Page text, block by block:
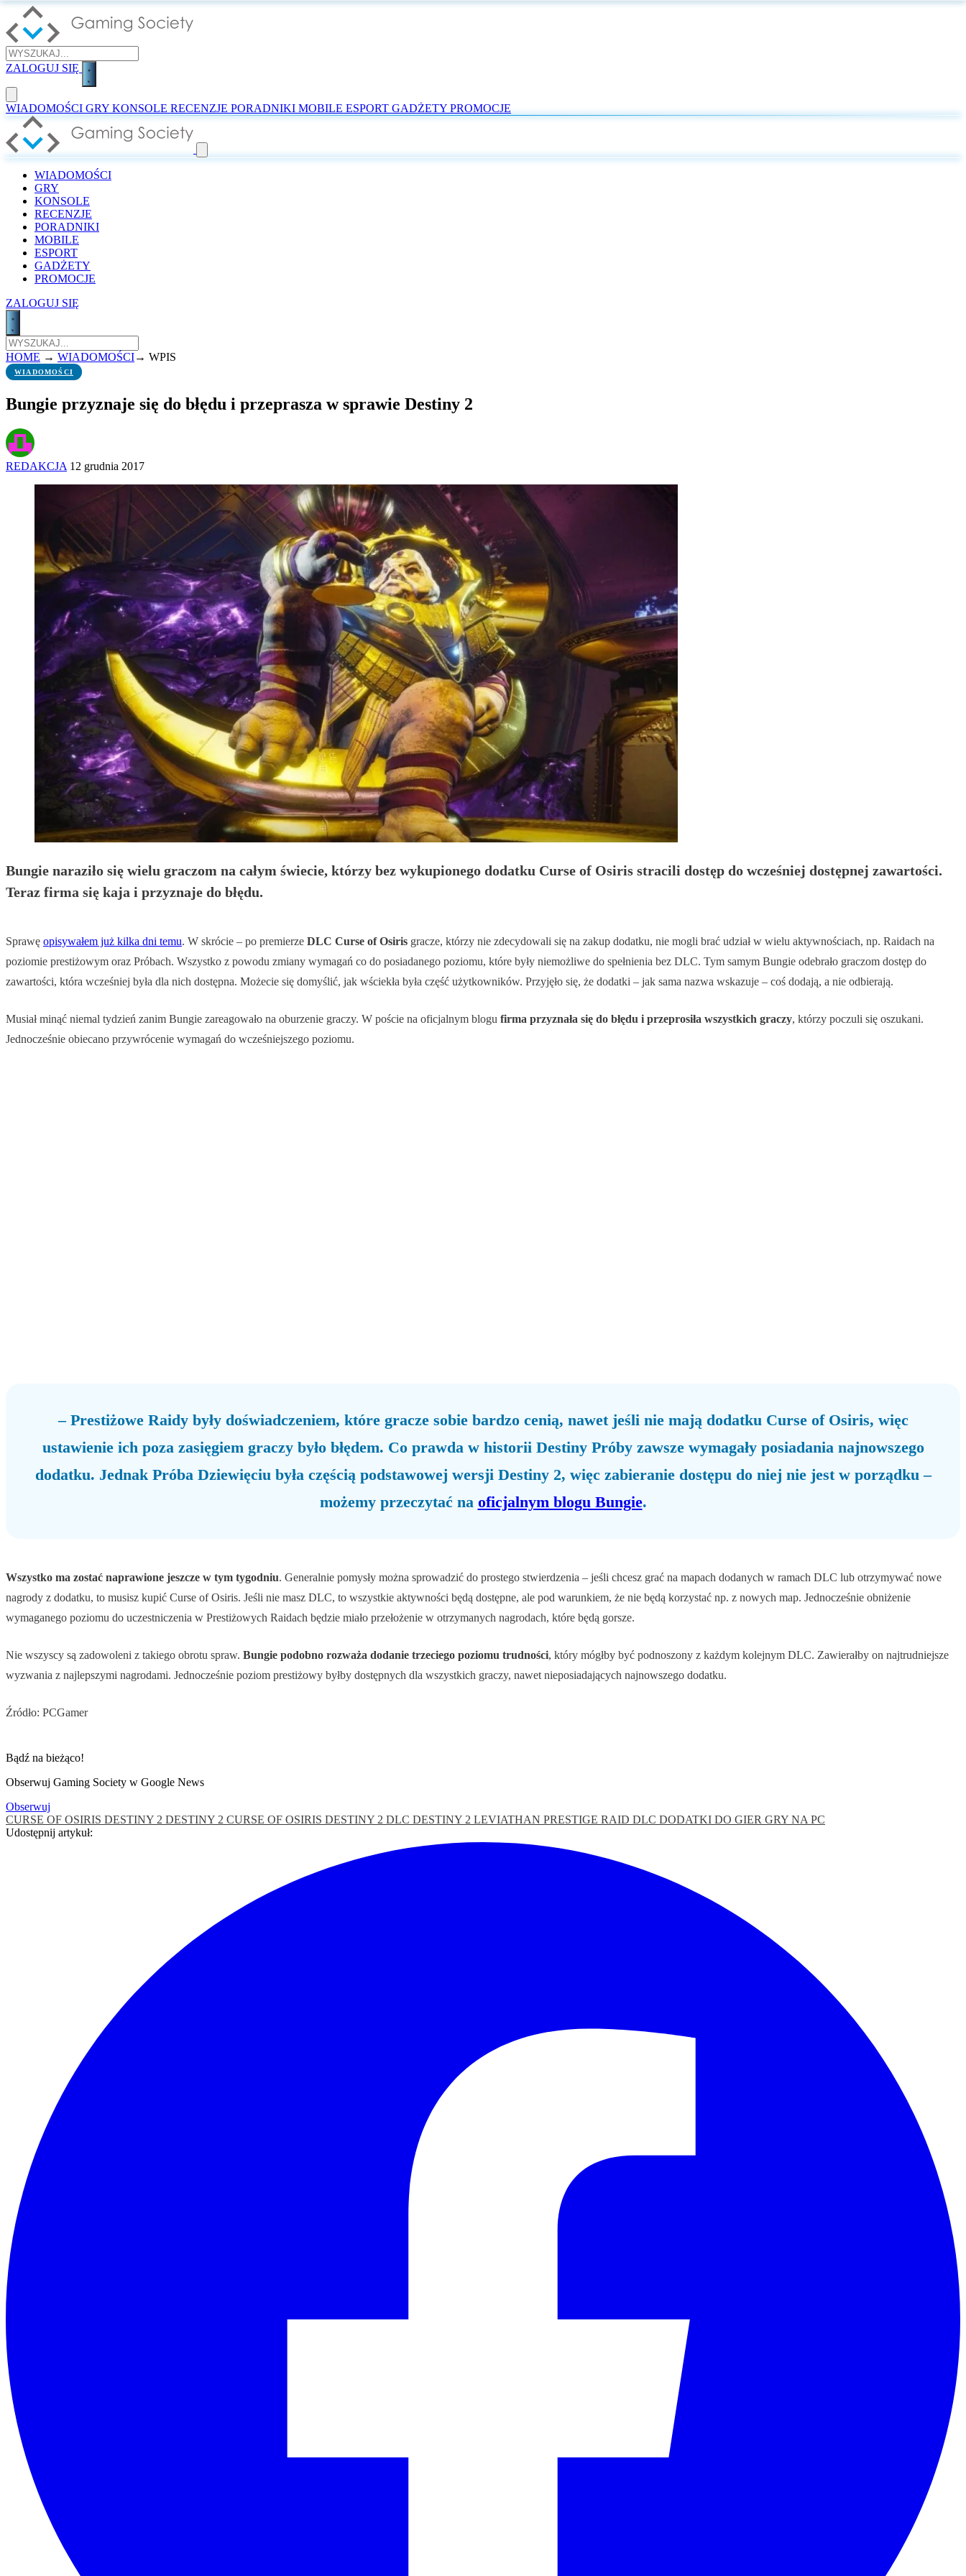
ZALOGUJ SIĘ
WIADOMOŚCI GRY KONSOLE RECENZJE PORADNIKI MOBILE ESPORT GADŻETY PROMOCJE
WIADOMOŚCI
GRY
KONSOLE
RECENZJE
PORADNIKI
MOBILE
ESPORT
GADŻETY
PROMOCJE
ZALOGUJ SIĘ
HOME → WIADOMOŚCI→ WPIS
WIADOMOŚCI
Bungie przyznaje się do błędu i przeprasza w sprawie Destiny 2
REDAKCJA 12 grudnia 2017
Bungie naraziło się wielu graczom na całym świecie, którzy bez wykupionego dodatku Curse of Osiris stracili dostęp do wcześniej dostępnej zawartości.
Teraz firma się kaja i przyznaje do błędu.
Sprawę opisywałem już kilka dni temu. W skrócie – po premierze DLC Curse of Osiris gracze, którzy nie zdecydowali się na zakup dodatku, nie mogli brać udział w wielu aktywnościach, np. Raidach na
poziomie prestiżowym oraz Próbach. Wszystko z powodu zmiany wymagań co do posiadanego poziomu, które były niemożliwe do spełnienia bez DLC. Tym samym Bungie odebrało graczom dostęp do
zawartości, która wcześniej była dla nich dostępna. Możecie się domyślić, jak wściekła była część użytkowników. Przyjęło się, że dodatki – jak sama nazwa wskazuje – coś dodają, a nie odbierają.
Musiał minąć niemal tydzień zanim Bungie zareagowało na oburzenie graczy. W poście na oficjalnym blogu firma przyznała się do błędu i przeprosiła wszystkich graczy, którzy poczuli się oszukani.
Jednocześnie obiecano przywrócenie wymagań do wcześniejszego poziomu.
– Prestiżowe Raidy były doświadczeniem, które gracze sobie bardzo cenią, nawet jeśli nie mają dodatku Curse of Osiris, więc
ustawienie ich poza zasięgiem graczy było błędem. Co prawda w historii Destiny Próby zawsze wymagały posiadania najnowszego
dodatku. Jednak Próba Dziewięciu była częścią podstawowej wersji Destiny 2, więc zabieranie dostępu do niej nie jest w porządku –
możemy przeczytać na oficjalnym blogu Bungie.
Wszystko ma zostać naprawione jeszcze w tym tygodniu. Generalnie pomysły można sprowadzić do prostego stwierdzenia – jeśli chcesz grać na mapach dodanych w ramach DLC lub otrzymywać nowe
nagrody z dodatku, to musisz kupić Curse of Osiris. Jeśli nie masz DLC, to wszystkie aktywności będą dostępne, ale pod warunkiem, że nie będą korzystać np. z nowych map. Jednocześnie obniżenie
wymaganego poziomu do uczestniczenia w Prestiżowych Raidach będzie miało przełożenie w otrzymanych nagrodach, które będą gorsze.
Nie wszyscy są zadowoleni z takiego obrotu spraw. Bungie podobno rozważa dodanie trzeciego poziomu trudności, który mógłby być podnoszony z każdym kolejnym DLC. Zawierałby on najtrudniejsze
wyzwania z najlepszymi nagrodami. Jednocześnie poziom prestiżowy byłby dostępnych dla wszystkich graczy, nawet nieposiadających najnowszego dodatku.
Źródło: PCGamer
Bądź na bieżąco!
Obserwuj Gaming Society w Google News
Obserwuj
CURSE OF OSIRIS DESTINY 2 DESTINY 2 CURSE OF OSIRIS DESTINY 2 DLC DESTINY 2 LEVIATHAN PRESTIGE RAID DLC DODATKI DO GIER GRY NA PC
Udostępnij artykuł: